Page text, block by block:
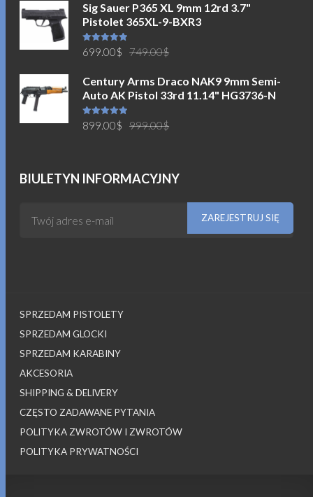
Sig Sauer P365 XL 9mm 12rd 3.7"
Pistolet 365XL-9-BXR3
Oceniono
5.00na 5 749.00$
wynosiła:
749.00$.
699.00$
wynosi:
699.00$.
Century Arms Draco NAK9 9mm Semi-
Auto AK Pistol 33rd 11.14" HG3736-N
Oceniono
5.00na 5 999.00$
999.00$.
899.00$
899.00$.
BIULETYN INFORMACYJNY
SPRZEDAM PISTOLETY
SPRZEDAM GLOCKI
SPRZEDAM KARABINY
AKCESORIA
SHIPPING & DELIVERY
CZĘSTO ZADAWANE PYTANIA
POLITYKA ZWROTÓW I ZWROTÓW
POLITYKA PRYWATNOŚCI